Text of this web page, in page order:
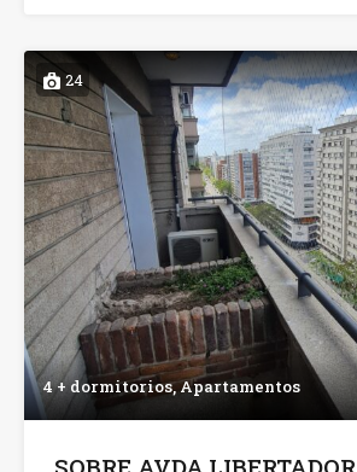
24
4 + dormitorios, Apartamentos